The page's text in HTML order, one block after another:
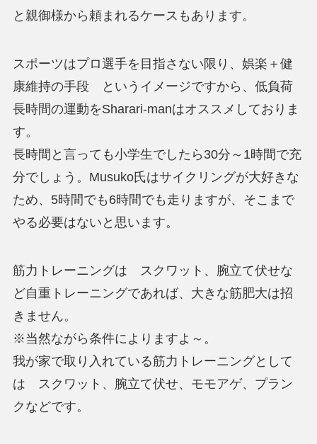
と親御様から頼まれるケースもあります。
スポーツはプロ選手を目指さない限り、娯楽＋健
康維持の手段 というイメージですから、低負荷
長時間の運動をSharari-manはオススメしておりま
す。
長時間と言っても小学生でしたら30分～1時間で充
分でしょう。Musuko氏はサイクリングが大好きな
ため、5時間でも6時間でも走りますが、そこまで
やる必要はないと思います。
筋力トレーニングは スクワット、腕立て伏せな
ど自重トレーニングであれば、大きな筋肥大は招
きません。
※当然ながら条件によりますよ～。
我が家で取り入れている筋力トレーニングとして
は スクワット、腕立て伏せ、モモアゲ、プラン
クなどです。